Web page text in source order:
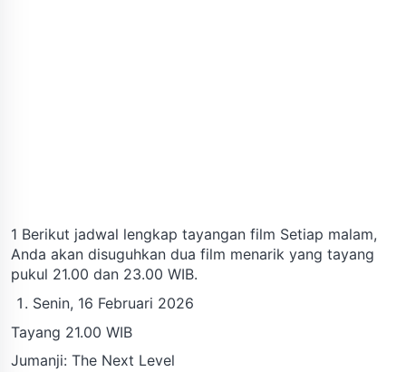
1 Berikut jadwal lengkap tayangan film Setiap malam,
Anda akan disuguhkan dua film menarik yang tayang
pukul 21.00 dan 23.00 WIB.
Senin, 16 Februari 2026
Tayang 21.00 WIB
Jumanji: The Next Level